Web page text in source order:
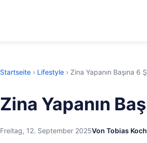
Startseite › Lifestyle › Zina Yapanın Başına 6
Zina Yapanın
Freitag, 12. September 2025Von Tobias Koch